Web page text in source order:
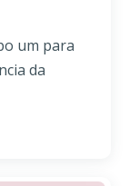
um para
da